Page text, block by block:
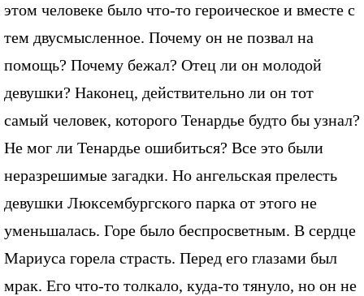
этом человеке было что-то героическое и вместе с
тем двусмысленное. Почему он не позвал на
помощь? Почему бежал? Отец ли он молодой
девушки? Наконец, действительно ли он тот
самый человек, которого Тенардье будто бы узнал?
Не мог ли Тенардье ошибиться? Все это были
неразрешимые загадки. Но ангельская прелесть
девушки Люксембургского парка от этого не
уменьшалась. Горе было беспросветным. В сердце
Мариуса горела страсть. Перед его глазами был
мрак. Его что-то толкало, куда-то тянуло, но он не